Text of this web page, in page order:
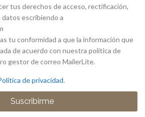
tus derechos de acceso, rectificación,
escribiendo a
tu conformidad a que la información que
de acuerdo con nuestra política de
gestor de correo MailerLite.
de privacidad.
Suscribirme